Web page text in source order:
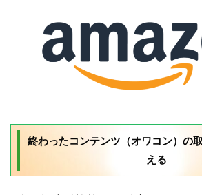
終わったコンテンツ（オワコン）の
える